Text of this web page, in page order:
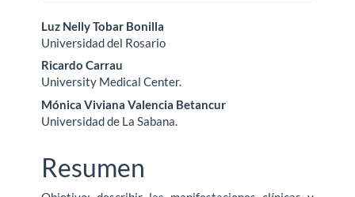
Contenido
principal
del
artículo
Luz Nelly Tobar Bonilla
Universidad del Rosario
Ricardo Carrau
University Medical Center.
Mónica Viviana Valencia Betancur
Universidad de La Sabana.
Resumen